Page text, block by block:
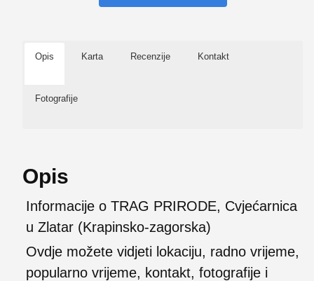
Opis Karta Recenzije Kontakt
Fotografije
Opis
Informacije o TRAG PRIRODE, Cvjećarnica
u Zlatar (Krapinsko-zagorska)
Ovdje možete vidjeti lokaciju, radno vrijeme,
popularno vrijeme, kontakt, fotografije i